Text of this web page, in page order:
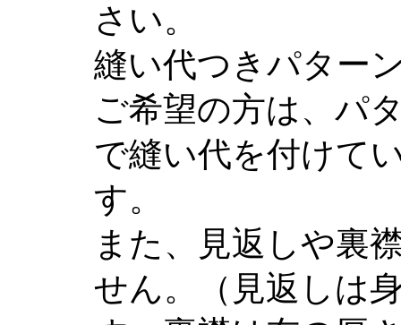
さい。
縫い代つきパター
ご希望の方は、パ
で縫い代を付けて
す。
また、見返しや裏
せん。（見返しは